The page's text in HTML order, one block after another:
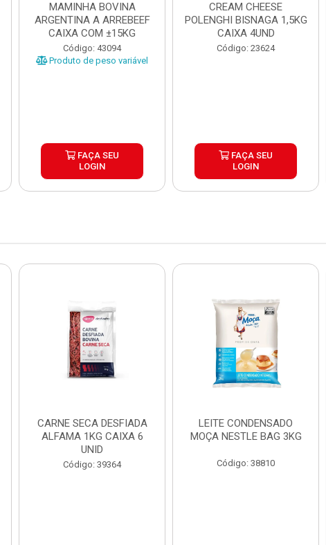
MAMINHA BOVINA
ARGENTINA A ARREBEEF
CAIXA COM ±15KG
Código: 43094
Produto de peso variável
FAÇA SEU
LOGIN
CREAM CHEESE
POLENGHI BISNAGA 1,5KG
CAIXA 4UND
Código: 23624
FAÇA SEU
LOGIN
CARNE SECA DESFIADA
ALFAMA 1KG CAIXA 6
UNID
Código: 39364
LEITE CONDENSADO
MOÇA NESTLE BAG 3KG
Código: 38810